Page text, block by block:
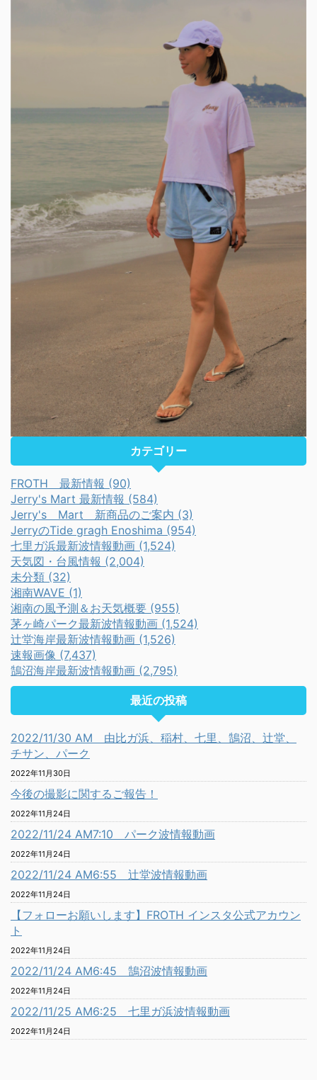
カテゴリー
FROTH 最新情報 (90)
Jerry's Mart 最新情報 (584)
Jerry's Mart 新商品のご案内 (3)
JerryのTide gragh Enoshima (954)
七里ガ浜最新波情報動画 (1,524)
天気図・台風情報 (2,004)
未分類 (32)
湘南WAVE (1)
湘南の風予測＆お天気概要 (955)
茅ヶ崎パーク最新波情報動画 (1,524)
辻堂海岸最新波情報動画 (1,526)
速報画像 (7,437)
鵠沼海岸最新波情報動画 (2,795)
最近の投稿
2022/11/30 AM 由比ガ浜、稲村、七里、鵠沼、辻堂、
チサン、パーク
2022年11月30日
今後の撮影に関するご報告！
2022年11月24日
2022/11/24 AM7:10 パーク波情報動画
2022年11月24日
2022/11/24 AM6:55 辻堂波情報動画
2022年11月24日
【フォローお願いします】FROTH インスタ公式アカウン
ト
2022年11月24日
2022/11/24 AM6:45 鵠沼波情報動画
2022年11月24日
2022/11/25 AM6:25 七里ガ浜波情報動画
2022年11月24日